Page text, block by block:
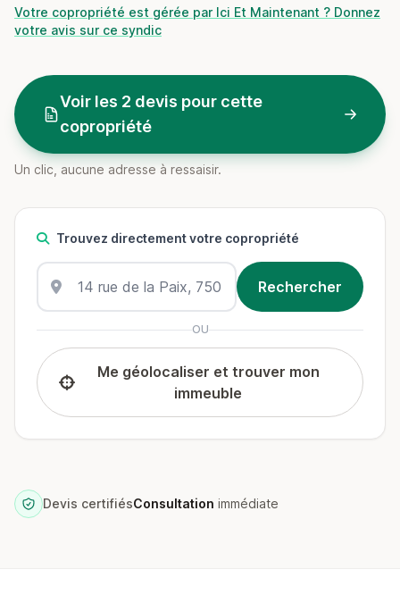
Votre copropriété est gérée par Ici Et Maintenant ? Donnez
votre avis sur ce syndic
Voir les 2 devis pour cette
copropriété
Un clic, aucune adresse à ressaisir.
Trouvez directement votre copropriété
OU
Me géolocaliser et trouver mon
immeuble
Devis certifiésConsultation immédiate